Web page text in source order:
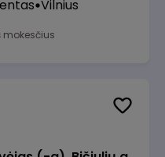
Vilnius
mokesčius